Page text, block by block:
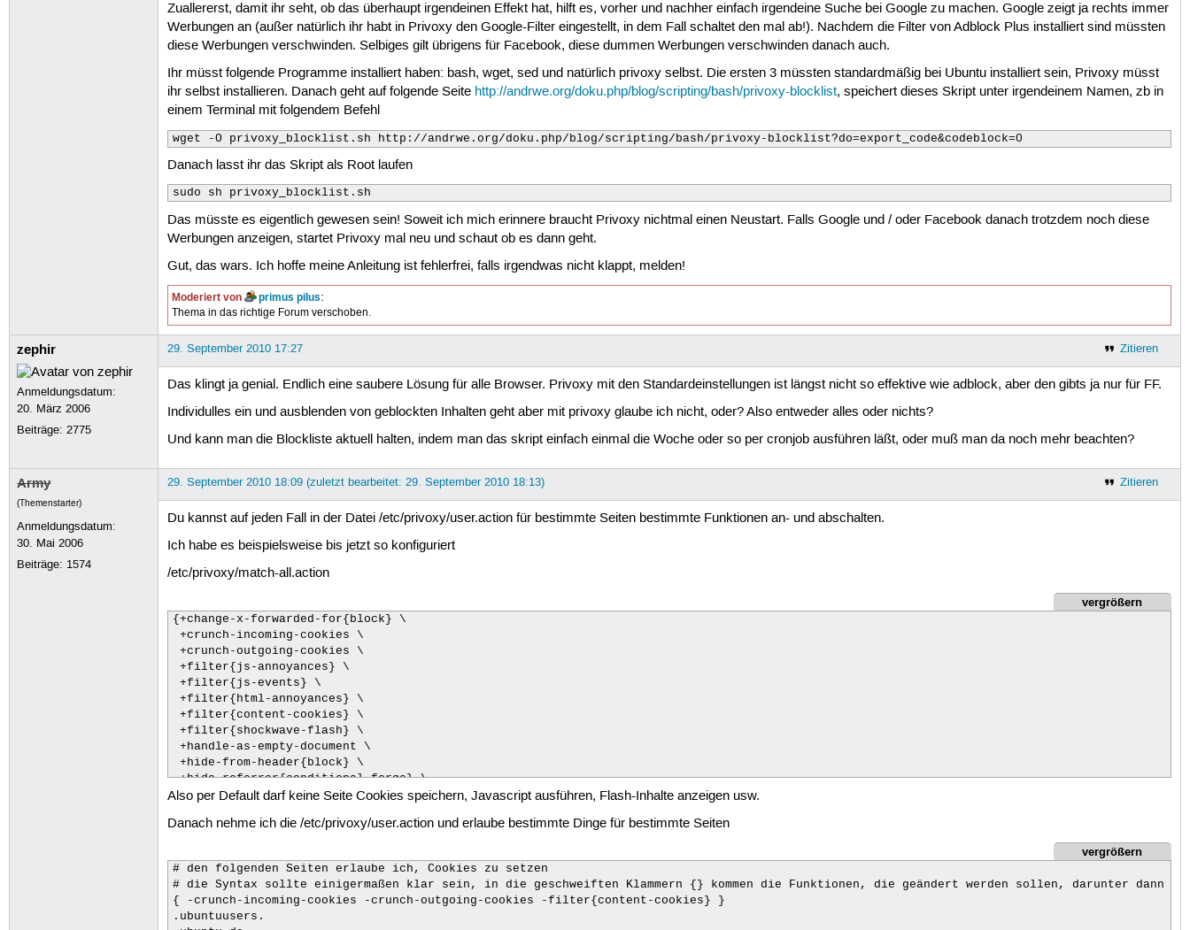
Zuallererst, damit ihr seht, ob das überhaupt irgendeinen Effekt hat, hilft es, vorher und nachher einfach irgendeine Suche bei Google zu machen. Google zeigt ja rechts immer
Werbungen an (außer natürlich ihr habt in Privoxy den Google-Filter eingestellt, in dem Fall schaltet den mal ab!). Nachdem die Filter von Adblock Plus installiert sind müssten
diese Werbungen verschwinden. Selbiges gilt übrigens für Facebook, diese dummen Werbungen verschwinden danach auch.
Ihr müsst folgende Programme installiert haben: bash, wget, sed und natürlich privoxy selbst. Die ersten 3 müssten standardmäßig bei Ubuntu installiert sein, Privoxy müsst
ihr selbst installieren. Danach geht auf folgende Seite http://andrwe.org/doku.php/blog/scripting/bash/privoxy-blocklist, speichert dieses Skript unter irgendeinem Namen, zb in
einem Terminal mit folgendem Befehl
wget -O privoxy_blocklist.sh http://andrwe.org/doku.php/blog/scripting/bash/privoxy-blocklist?do=export_code&codeblock=0
Danach lasst ihr das Skript als Root laufen
sudo sh privoxy_blocklist.sh
Das müsste es eigentlich gewesen sein! Soweit ich mich erinnere braucht Privoxy nichtmal einen Neustart. Falls Google und / oder Facebook danach trotzdem noch diese
Werbungen anzeigen, startet Privoxy mal neu und schaut ob es dann geht.
Gut, das wars. Ich hoffe meine Anleitung ist fehlerfrei, falls irgendwas nicht klappt, melden!
Moderiert von primus pilus:
Thema in das richtige Forum verschoben.
zephir
Anmeldungsdatum:
20. März 2006
Beiträge:2775
Zitieren
29. September 2010 17:27
Das klingt ja genial. Endlich eine saubere Lösung für alle Browser. Privoxy mit den Standardeinstellungen ist längst nicht so effektive wie adblock, aber den gibts ja nur für FF.
Individulles ein und ausblenden von geblockten Inhalten geht aber mit privoxy glaube ich nicht, oder? Also entweder alles oder nichts?
Und kann man die Blockliste aktuell halten, indem man das skript einfach einmal die Woche oder so per cronjob ausführen läßt, oder muß man da noch mehr beachten?
Army
(Themenstarter)
Anmeldungsdatum:
30. Mai 2006
Beiträge: 1574
Zitieren
29. September 2010 18:09 (zuletzt bearbeitet: 29. September 2010 18:13)
Du kannst auf jeden Fall in der Datei /etc/privoxy/user.action für bestimmte Seiten bestimmte Funktionen an- und abschalten.
Ich habe es beispielsweise bis jetzt so konfiguriert
/etc/privoxy/match-all.action
vergrößern
{+change-x-forwarded-for{block} \
+crunch-incoming-cookies \
+crunch-outgoing-cookies \
+filter{js-annoyances} \
+filter{js-events} \
+filter{html-annoyances} \
+filter{content-cookies} \
+filter{shockwave-flash} \
+handle-as-empty-document \
+hide-from-header{block} \
+hide-referrer{conditional-forge} \
+set-image-blocker{blank} \
Also per Default darf keine Seite Cookies speichern, Javascript ausführen, Flash-Inhalte anzeigen usw.
Danach nehme ich die /etc/privoxy/user.action und erlaube bestimmte Dinge für bestimmte Seiten
vergrößern
# den folgenden Seiten erlaube ich, Cookies zu setzen
# die Syntax sollte einigermaßen klar sein, in die geschweiften Klammern {} kommen die Funktionen, die geändert werden sollen, darunter
{ -crunch-incoming-cookies -crunch-outgoing-cookies -filter{content-cookies} }
.ubuntuusers.